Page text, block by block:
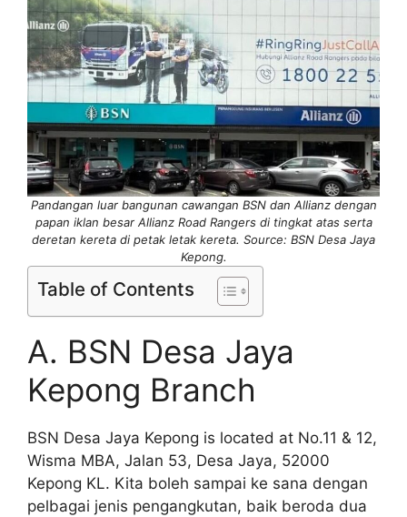
Pandangan luar bangunan cawangan BSN dan Allianz dengan
papan iklan besar Allianz Road Rangers di tingkat atas serta
deretan kereta di petak letak kereta. Source: BSN Desa Jaya
Kepong.
Table of Contents
A. BSN Desa Jaya
Kepong Branch
BSN Desa Jaya Kepong is located at No.11 & 12,
Wisma MBA, Jalan 53, Desa Jaya, 52000
Kepong KL. Kita boleh sampai ke sana dengan
pelbagai jenis pengangkutan, baik beroda dua